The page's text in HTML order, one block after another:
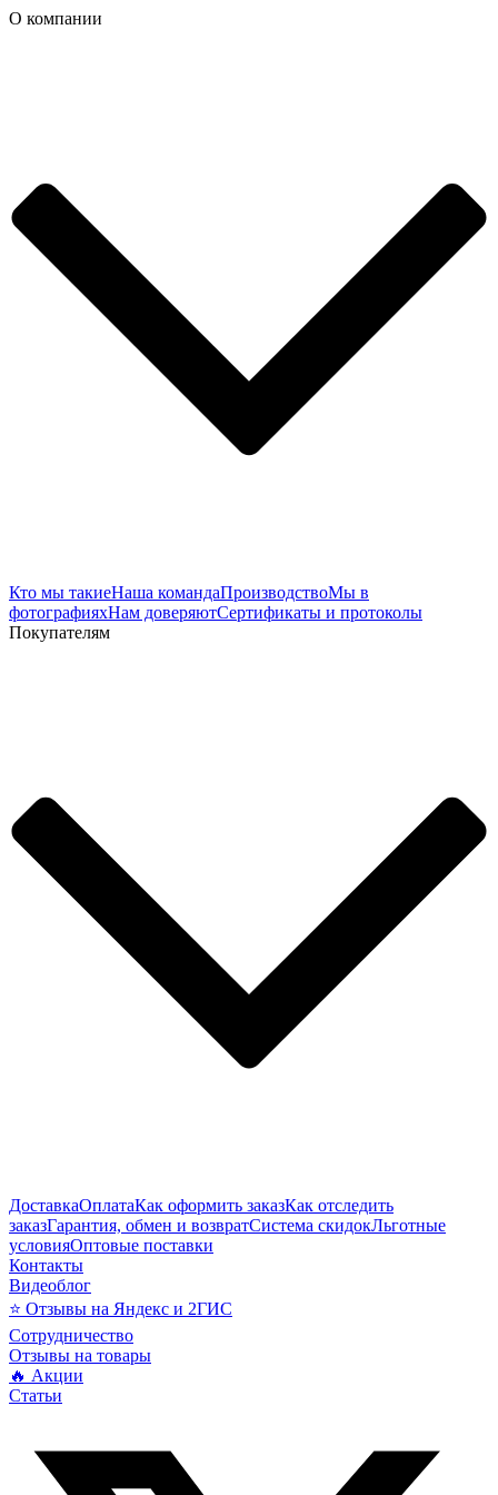
О компании
Кто мы такиеНаша командаПроизводствоМы в
фотографияхНам доверяютСертификаты и протоколы
Покупателям
ДоставкаОплатаКак оформить заказКак отследить
заказГарантия, обмен и возвратСистема скидокЛьготные
условияОптовые поставки
Контакты
Видеоблог
⭐ Отзывы на Яндекс и 2ГИС
Сотрудничество
Отзывы на товары
🔥 Акции
Статьи